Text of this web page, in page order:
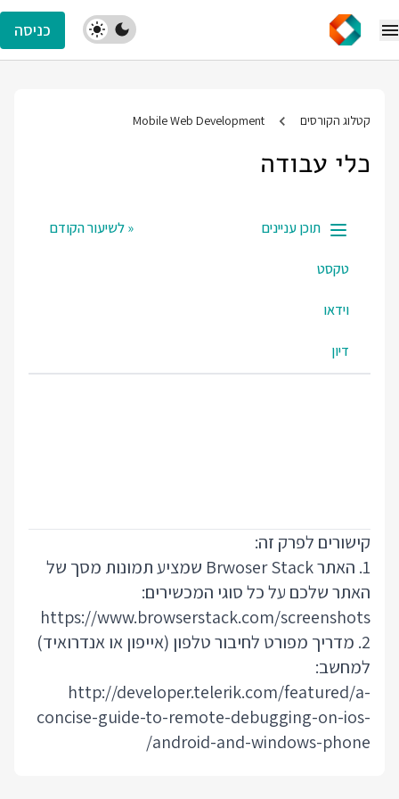
כניסה
קטלוג הקורסים Mobile Web Development
כלי עבודה
תוכן עניינים
טקסט
וידאו
דיון
« לשיעור הקודם
קישורים לפרק זה:
1. האתר Brwoser Stack שמציע תמונות מסך של
האתר שלכם על כל סוגי המכשירים:
https://www.browserstack.com/screenshots
2. מדריך מפורט לחיבור טלפון (אייפון או אנדרואיד)
למחשב:
http://developer.telerik.com/featured/a-
concise-guide-to-remote-debugging-on-ios-
android-and-windows-phone/